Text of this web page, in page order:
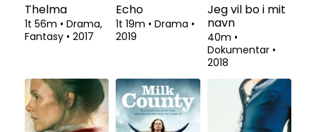
Thelma
1t 56m • Drama,
Fantasy • 2017
Echo
1t 19m • Drama •
2019
Jeg vil bo i mit
navn
40m •
Dokumentar •
2018